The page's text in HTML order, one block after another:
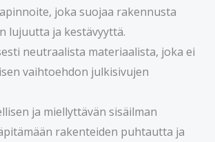
joka suojaa rakennusta
lujuutta ja kestävyyttä.
neutraalista materiaalista, joka ei
vaihtoehdon julkisivujen
ja miellyttävän sisäilman
rakenteiden puhtautta ja